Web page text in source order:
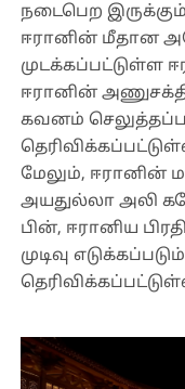
நடைபெற
ஈரானின் மீதான
முடக்கப்பட்டுள்ள
ஈரானின்
கவனம்
மேலும், ஈரானின்
அயதுல்லா அலி
பின், ஈரானிய
முடிவு